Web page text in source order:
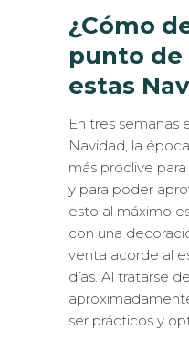
¿Cómo
punto de
estas
En tres semanas
Navidad, la
más proclive
y para poder
esto al máximo
con una
venta acorde al
días. Al tratarse
ser prácticos y